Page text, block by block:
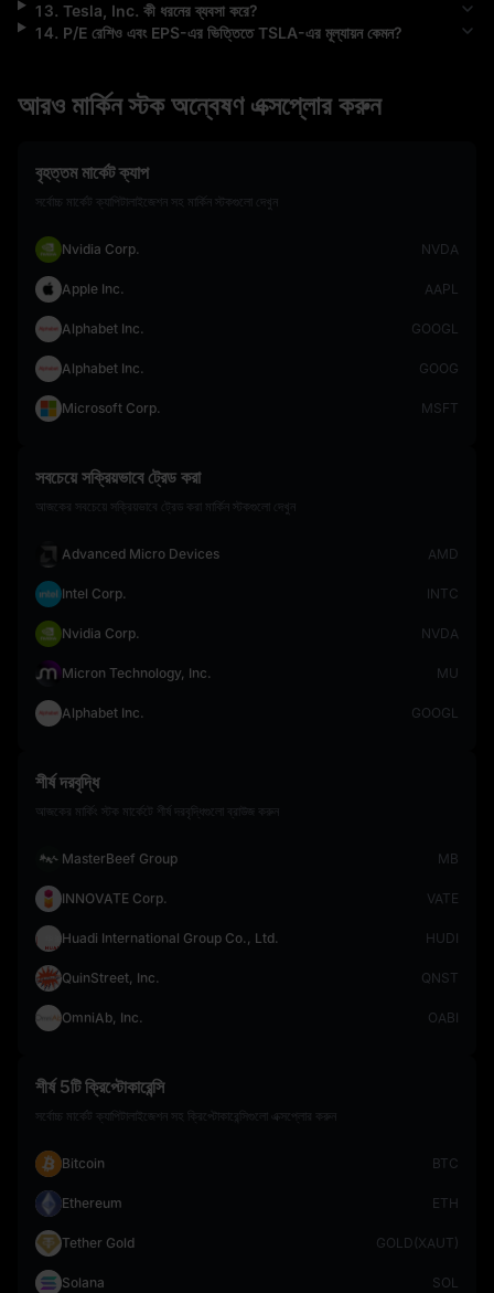
13. Tesla, Inc. কী ধরনের ব্যবসা করে?
14. P/E রেশিও এবং EPS-এর ভিত্তিতেTSLA-এর মূল্যায়ন কেমন?
আরও মার্কিন স্টক অন্বেষণ এক্সপ্লোর করুন
বৃহত্তম মার্কেট ক্যাপ
সর্বোচ্চ মার্কেট ক্যাপিটালাইজেশন সহ মার্কিন স্টকগুলো দেখুন
Nvidia Corp. NVDA
Apple Inc. AAPL
Alphabet Inc. GOOGL
Alphabet Inc. GOOG
Microsoft Corp. MSFT
সবচেয়ে সক্রিয়ভাবে ট্রেড করা
আজকের সবচেয়ে সক্রিয়ভাবে ট্রেড করা মার্কিন স্টকগুলো দেখুন
Advanced Micro Devices AMD
Intel Corp. INTC
Nvidia Corp. NVDA
Micron Technology, Inc. MU
Alphabet Inc. GOOGL
শীর্ষ দরবৃদ্ধি
আজকের মার্কিং স্টক মার্কেটে শীর্ষ দরবৃদ্ধিগুলো ব্রাউজ করুন
MasterBeef Group MB
INNOVATE Corp. VATE
Huadi International Group Co., Ltd. HUDI
QuinStreet, Inc. QNST
OmniAb, Inc. OABI
শীর্ষ 5টি ক্রিপ্টোকারেন্সি
সর্বোচ্চ মার্কেট ক্যাপিটালাইজেশন সহ ক্রিপ্টোকারেন্সিগুলো এক্সপ্লোর করুন
Bitcoin BTC
Ethereum ETH
Tether Gold GOLD(XAUT)
Solana SOL